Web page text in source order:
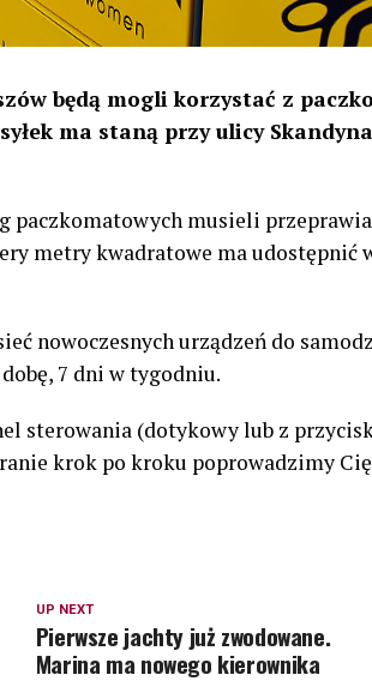
będą mogli korzystać z
ma staną przy ulicy
paczkomatowych musieli
metry kwadratowe ma udostępnić
nowoczesnych urządzeń do
7 dni w tygodniu.
sterowania (dotykowy lub z
krok po kroku poprowadzimy
UP NEXT
Pierwsze jachty już zwodowane.
Marina ma nowego kierownika